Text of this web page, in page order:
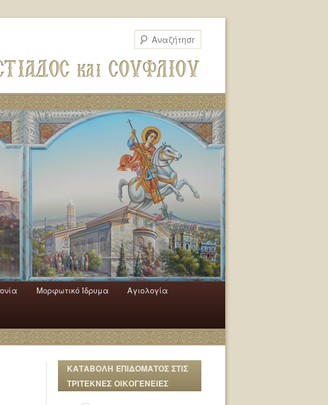
Μορφωτικό Ίδρυμα Αγιολογία
ΚΑΤΑΒΟΛΗ ΕΠΙΔΟΜΑΤΟΣ ΣΤΙΣ
ΤΡΙΤΕΚΝΕΣ ΟΙΚΟΓΕΝΕΙΕΣ